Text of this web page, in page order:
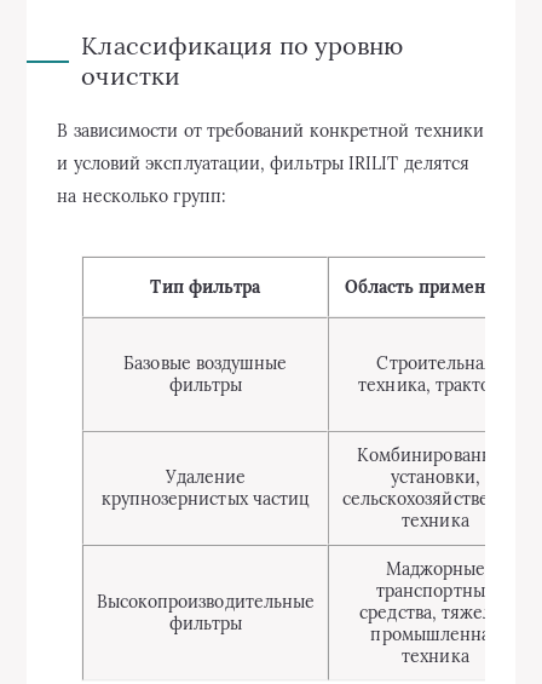
Классификация по уровню
очистки
В зависимости от требований конкретной техники
и условий эксплуатации, фильтры IRILIT делятся
на несколько групп:
Тип фильтра Область применения
Базовые воздушные
фильтры
Строительная
техника, тракторы
Удаление
крупнозернистых частиц
Комбинированные
установки,
сельскохозяйственная
техника
Высокопроизводительные
фильтры
Маджорные
транспортные
средства, тяжелая
промышленная
техника